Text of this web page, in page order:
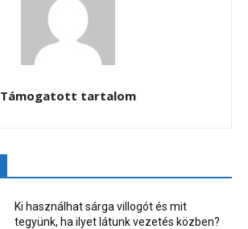
Támogatott tartalom
Ki használhat sárga villogót és mit
tegyünk, ha ilyet látunk vezetés közben?